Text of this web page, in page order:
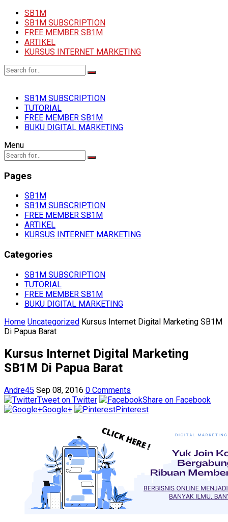
SB1M
SB1M SUBSCRIPTION
FREE MEMBER SB1M
ARTIKEL
KURSUS INTERNET MARKETING
SB1M SUBSCRIPTION
TUTORIAL
FREE MEMBER SB1M
BUKU DIGITAL MARKETING
Menu
Pages
SB1M
SB1M SUBSCRIPTION
FREE MEMBER SB1M
ARTIKEL
KURSUS INTERNET MARKETING
Categories
SB1M SUBSCRIPTION
TUTORIAL
FREE MEMBER SB1M
BUKU DIGITAL MARKETING
Home Uncategorized Kursus Internet Digital Marketing SB1M
Di Papua Barat
Kursus Internet Digital Marketing
SB1M Di Papua Barat
Andre45 Sep 08, 2016 0 Comments
Tweet on Twitter
Share on Facebook
Google+
Pinterest